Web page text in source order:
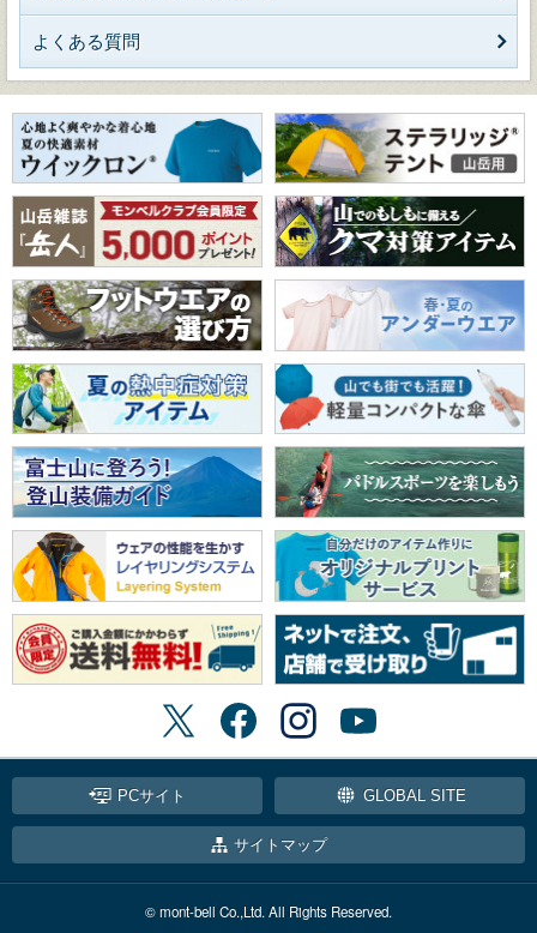
よくある質問
PCサイト GLOBAL SITE
サイトマップ
© mont-bell Co.,Ltd. All Rights Reserved.